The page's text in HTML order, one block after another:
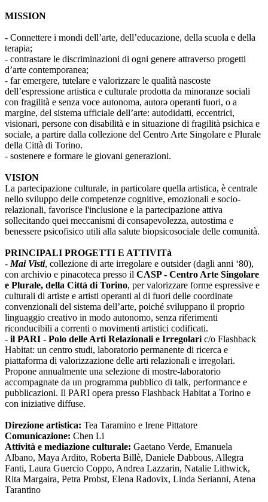
MISSION
- Connettere i mondi dell’arte, dell’educazione, della scuola e della
terapia;
- contrastare le discriminazioni di ogni genere attraverso progetti
d’arte contemporanea;
- far emergere, tutelare e valorizzare le qualità nascoste
dell’espressione artistica e culturale prodotta da minoranze sociali
con fragilità e senza voce autonoma, autorə operanti fuori, o a
margine, del sistema ufficiale dell’arte: autodidatti, eccentrici,
visionari, persone con disabilità e in situazione di fragilità psichica e
sociale, a partire dalla collezione del Centro Arte Singolare e Plurale
della Città di Torino.
- sostenere e formare le giovani generazioni.
VISION
La partecipazione culturale, in particolare quella artistica, è centrale
nello sviluppo delle competenze cognitive, emozionali e socio-
relazionali, favorisce l'inclusione e la partecipazione attiva
sollecitando quei meccanismi di consapevolezza, autostima e
benessere psicofisico utili alla salute biopsicosociale delle comunità.
PRINCIPALI PROGETTI E ATTIVITà
- Mai Visti, collezione di arte irregolare e outsider (dagli anni ‘80),
con archivio e pinacoteca presso il CASP - Centro Arte Singolare
e Plurale, della Città di Torino, per valorizzare forme espressive e
culturali di artiste e artisti operanti al di fuori delle coordinate
convenzionali del sistema dell’arte, poiché sviluppano il proprio
linguaggio creativo in modo autonomo, senza riferimenti
riconducibili a correnti o movimenti artistici codificati.
- il PARI - Polo delle Arti Relazionali e Irregolari c/o Flashback
Habitat: un centro studi, laboratorio permanente di ricerca e
piattaforma di valorizzazione delle arti relazionali e irregolari.
Propone annualmente una selezione di mostre-laboratorio
accompagnate da un programma pubblico di talk, performance e
pubblicazioni. Il PARI opera presso Flashback Habitat a Torino e
con iniziative diffuse.
Direzione artistica: Tea Taramino e Irene Pittatore
Comunicazione: Chen Li
Attività e mediazione culturale: Gaetano Verde, Emanuela
Albano, Maya Ardito, Roberta Billè, Daniele Dabbous, Allegra
Fanti, Laura Guercio Coppo, Andrea Lazzarin, Natalie Lithwick,
Rita Margaira, Petra Probst, Elena Radovix, Linda Serianni, Atena
Tarantino